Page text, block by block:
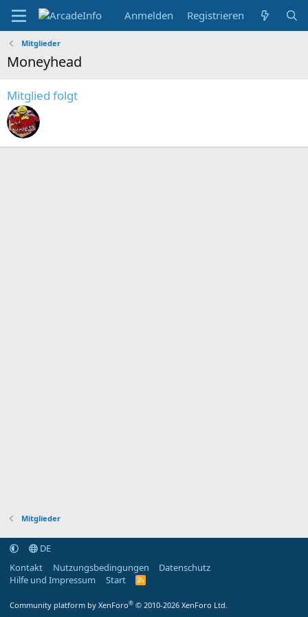
Anmelden Registrieren
Mitglieder
Moneyhead
Mitglied folgt
Mitglieder
DE
Kontakt
Nutzungsbedingungen
Datenschutz
Hilfe und Impressum
Start
R
Community platform by XenForo® © 2010-2026 XenForo Ltd.